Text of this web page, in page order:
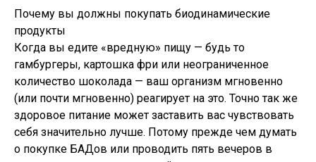
Почему вы должны покупать биодинамические
продукты
Когда вы едите «вредную» пищу — будь то
гамбургеры, картошка фри или неограниченное
количество шоколада — ваш организм мгновенно
(или почти мгновенно) реагирует на это. Точно так же
здоровое питание может заставить вас чувствовать
себя значительно лучше. Потому прежде чем думать
о покупке БАДов или проводить пять вечеров в